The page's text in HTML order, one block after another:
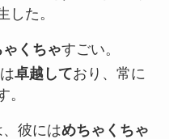
した。
くちゃすごい。
卓越しており、常に
。
彼にはめちゃくちゃ